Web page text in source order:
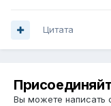
Цитата
Вы можете написать